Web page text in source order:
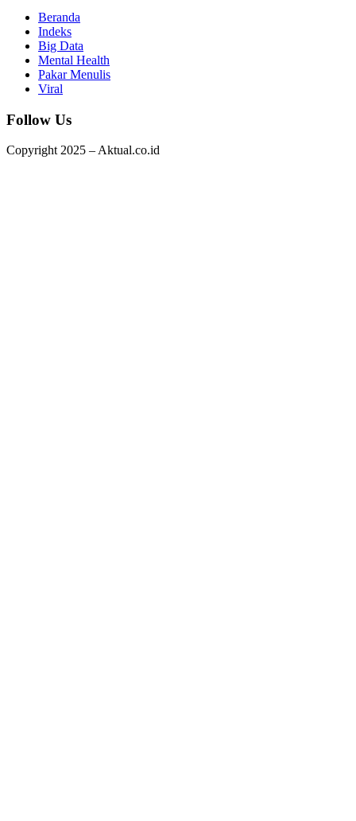
Beranda
Indeks
Big Data
Mental Health
Pakar Menulis
Viral
Follow Us
Copyright 2025 – Aktual.co.id